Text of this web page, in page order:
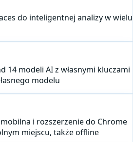
do inteligentnej analizy w wielu
14 modeli AI z własnymi kluczami
modelu
i rozszerzenie do Chrome
miejscu, także offline